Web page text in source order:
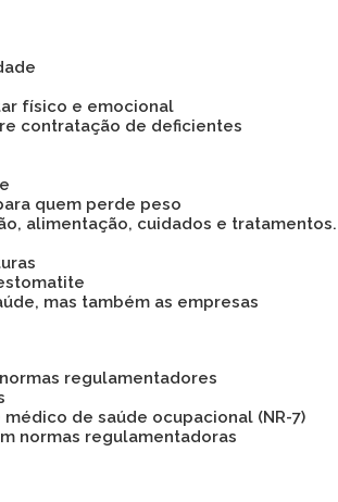
físico e emocional
contratação de deficientes
quem perde peso
alimentação, cuidados e tratamentos.
mas também as empresas
regulamentadores
médico de saúde ocupacional (NR-7)
normas regulamentadoras